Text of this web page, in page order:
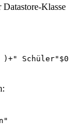
Klasse
Schüler" $0